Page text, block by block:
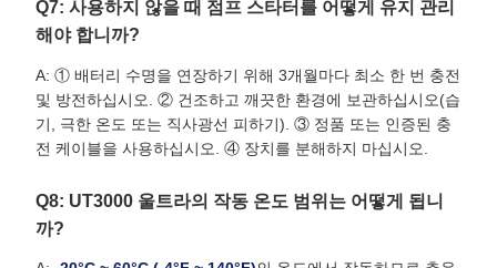
Q7: 사용하지 않을 때 점프 스타터를 어떻게 유지 관리
해야 합니까?
A: ① 배터리 수명을 연장하기 위해 3개월마다 최소 한 번 충전
및 방전하십시오. ② 건조하고 깨끗한 환경에 보관하십시오(습
기, 극한 온도 또는 직사광선 피하기). ③ 정품 또는 인증된 충
전 케이블을 사용하십시오. ④ 장치를 분해하지 마십시오.
Q8: UT3000 울트라의 작동 온도 범위는 어떻게 됩니
까?